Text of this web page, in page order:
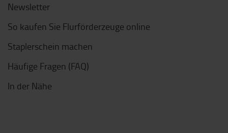
Newsletter
So kaufen Sie Flurförderzeuge online
Staplerschein machen
Häufige Fragen (FAQ)
In der Nähe